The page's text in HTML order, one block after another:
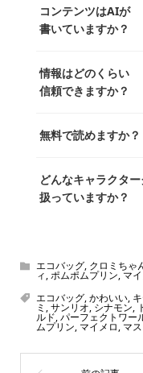
があり、そこからジ
ています。記事内の
ずつ心を込めて自分
ッズを収集し、月に
長KOSが全記事を監修
コンテンツはAIが
書いていますか？
書いています。AIは
認を行い、手動で更新
情報はどのくらい
信頼できますか？
いをお届けすること
め、正確な情報をお
無料で読めますか？
どんなキャラクタ
扱っていますか？
ん！200種以上のトレ
をご紹介しています
ーをいち早く皆さん
ひとつです。
エコバッグ, クロミちゃ
ィ,ポムポムプリン,マ
エコバッグ,かわいい,
ミ ,サンリオ,シナモン,
ルド,パーフェクトワー
ムプリン, マイメロ, マ